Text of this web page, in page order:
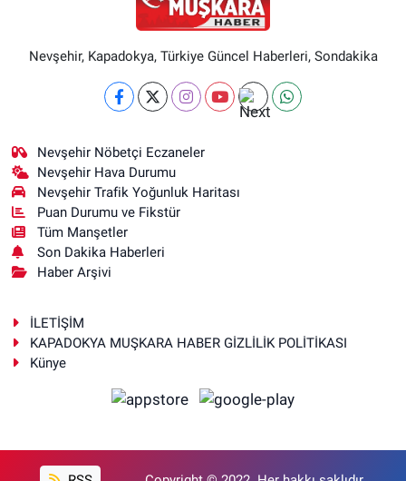
Nevşehir, Kapadokya, Türkiye Güncel Haberleri, Sondakika
Nevşehir Nöbetçi Eczaneler
Nevşehir Hava Durumu
Nevşehir Trafik Yoğunluk Haritası
Puan Durumu ve Fikstür
Tüm Manşetler
Son Dakika Haberleri
Haber Arşivi
İLETİŞİM
KAPADOKYA MUŞKARA HABER GİZLİLİK POLİTİKASI
Künye